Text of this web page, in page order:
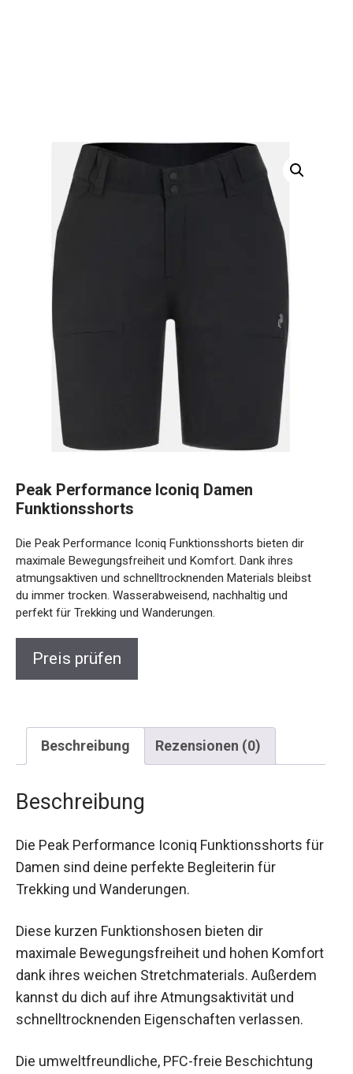
Peak Performance Iconiq Damen
Funktionsshorts
Die Peak Performance Iconiq Funktionsshorts bieten dir
maximale Bewegungsfreiheit und Komfort. Dank ihres
atmungsaktiven und schnelltrocknenden Materials bleibst
du immer trocken. Wasserabweisend, nachhaltig und
perfekt für Trekking und Wanderungen.
Preis prüfen
Beschreibung Rezensionen (0)
Beschreibung
Die Peak Performance Iconiq Funktionsshorts für
Damen sind deine perfekte Begleiterin für
Trekking und Wanderungen.
Diese kurzen Funktionshosen bieten dir
maximale Bewegungsfreiheit und hohen Komfort
dank ihres weichen Stretchmaterials. Außerdem
kannst du dich auf ihre Atmungsaktivität und
schnelltrocknenden Eigenschaften verlassen.
Die umweltfreundliche, PFC-freie Beschichtung